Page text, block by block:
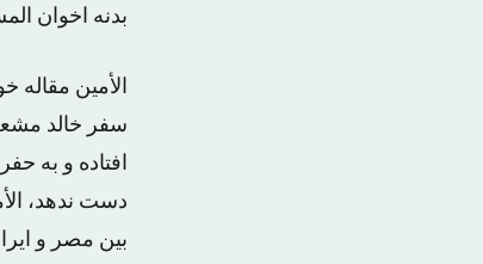
بدنه اخوان
الأمین
سفر خالد
افتاده و به
دست ندهد،
بین مصر و